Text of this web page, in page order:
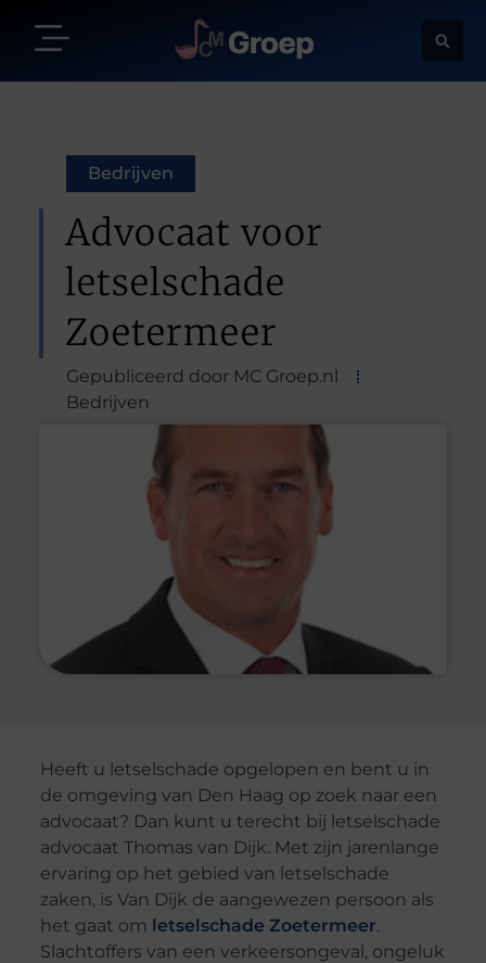
Bedrijven
Advocaat voor
letselschade
Zoetermeer
Gepubliceerd door MC Groep.nl
Bedrijven
Heeft u letselschade opgelopen en bent u in
de omgeving van Den Haag op zoek naar een
advocaat? Dan kunt u terecht bij letselschade
advocaat Thomas van Dijk. Met zijn jarenlange
ervaring op het gebied van letselschade
zaken, is Van Dijk de aangewezen persoon als
het gaat om letselschade Zoetermeer.
Slachtoffers van een verkeersongeval, ongeluk